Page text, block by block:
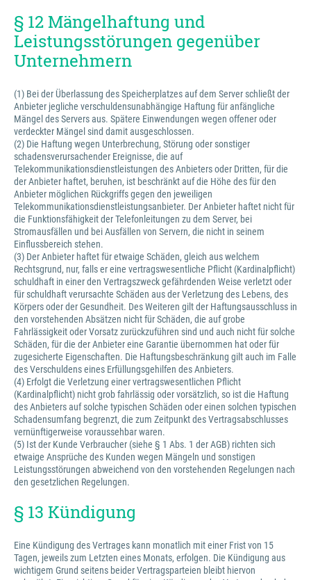
§ 12 Mängelhaftung und
Leistungsstörungen gegenüber
Unternehmern
(1) Bei der Überlassung des Speicherplatzes auf dem Server schließt der
Anbieter jegliche verschuldensunabhängige Haftung für anfängliche
Mängel des Servers aus. Spätere Einwendungen wegen offener oder
verdeckter Mängel sind damit ausgeschlossen.
(2) Die Haftung wegen Unterbrechung, Störung oder sonstiger
schadensverursachender Ereignisse, die auf
Telekommunikationsdienstleistungen des Anbieters oder Dritten, für die
der Anbieter haftet, beruhen, ist beschränkt auf die Höhe des für den
Anbieter möglichen Rückgriffs gegen den jeweiligen
Telekommunikationsdienstleistungsanbieter. Der Anbieter haftet nicht für
die Funktionsfähigkeit der Telefonleitungen zu dem Server, bei
Stromausfällen und bei Ausfällen von Servern, die nicht in seinem
Einflussbereich stehen.
(3) Der Anbieter haftet für etwaige Schäden, gleich aus welchem
Rechtsgrund, nur, falls er eine vertragswesentliche Pflicht (Kardinalpflicht)
schuldhaft in einer den Vertragszweck gefährdenden Weise verletzt oder
für schuldhaft verursachte Schäden aus der Verletzung des Lebens, des
Körpers oder der Gesundheit. Des Weiteren gilt der Haftungsausschluss in
den vorstehenden Absätzen nicht für Schäden, die auf grobe
Fahrlässigkeit oder Vorsatz zurückzuführen sind und auch nicht für solche
Schäden, für die der Anbieter eine Garantie übernommen hat oder für
zugesicherte Eigenschaften. Die Haftungsbeschränkung gilt auch im Falle
des Verschuldens eines Erfüllungsgehilfen des Anbieters.
(4) Erfolgt die Verletzung einer vertragswesentlichen Pflicht
(Kardinalpflicht) nicht grob fahrlässig oder vorsätzlich, so ist die Haftung
des Anbieters auf solche typischen Schäden oder einen solchen typischen
Schadensumfang begrenzt, die zum Zeitpunkt des Vertragsabschlusses
vernünftigerweise voraussehbar waren.
(5) Ist der Kunde Verbraucher (siehe § 1 Abs. 1 der AGB) richten sich
etwaige Ansprüche des Kunden wegen Mängeln und sonstigen
Leistungsstörungen abweichend von den vorstehenden Regelungen nach
den gesetzlichen Regelungen.
§ 13 Kündigung
Eine Kündigung des Vertrages kann monatlich mit einer Frist von 15
Tagen, jeweils zum Letzten eines Monats, erfolgen. Die Kündigung aus
wichtigem Grund seitens beider Vertragsparteien bleibt hiervon